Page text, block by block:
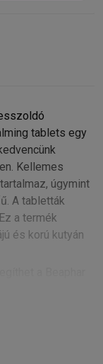
tablets egy
Kellemes
úgymint
A tabletták
a termék
és korú kutyán